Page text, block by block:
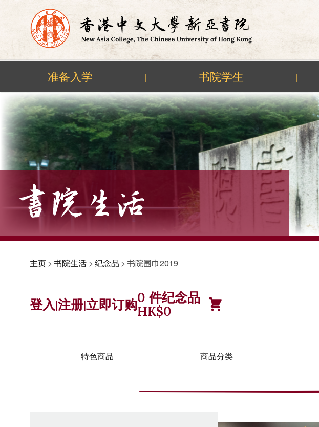
Skip
content
准备入学 | 书院学生 |
主页> 书院生活 > 纪念品 > 书院围巾2019
登入|注册|立即订购0 件纪念品
HK$0
特色商品 商品分类